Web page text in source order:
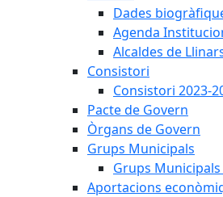
Dades
Agenda
Alcaldes de
Consistori
Consistori 2023-
Pacte de Govern
Òrgans de Govern
Grups Municipals
Grups Municipals
Aportacions